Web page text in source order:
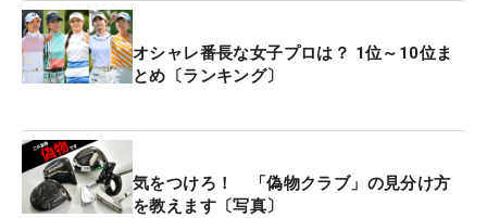
勝者となったハルは「ジーノは、きょう素晴らしい
プレーを見せてくれた。とても安定していた。最終
ホールでの彼女の不運は残念だった」と称賛。自身
ビハインドで18番を迎えていた。「ここ数年は運に
恵まれなかったけれど、今回はようやく味方してく
れた」と3年ぶりとなるツアー通算3勝目に安堵し
オシャレ番長な女子プロは？ 1位～10位ま
とめ〔ランキング〕
気をつけろ！ 「偽物クラブ」の見分け方
を教えます〔写真〕